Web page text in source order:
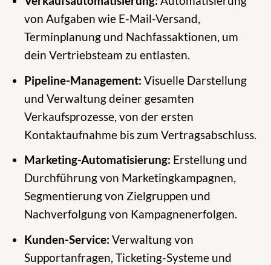
von Aufgaben wie E-Mail-Versand,
Terminplanung und Nachfassaktionen, um
dein Vertriebsteam zu entlasten.
Pipeline-Management: Visuelle Darstellung
und Verwaltung deiner gesamten
Verkaufsprozesse, von der ersten
Kontaktaufnahme bis zum Vertragsabschluss.
Marketing-Automatisierung: Erstellung und
Durchführung von Marketingkampagnen,
Segmentierung von Zielgruppen und
Nachverfolgung von Kampagnenerfolgen.
Kunden-Service: Verwaltung von
Supportanfragen, Ticketing-Systeme und